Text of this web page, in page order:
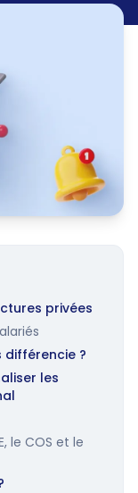
privées
différencie ?
les
le COS et le